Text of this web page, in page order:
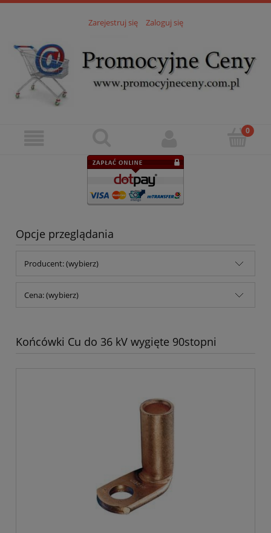
Zarejestruj się Zaloguj się
Opcje przeglądania
Producent: (wybierz)
Cena: (wybierz)
Końcówki Cu do 36 kV wygięte 90stopni